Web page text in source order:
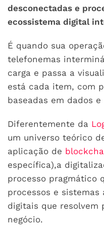
desconectadas e
ecossistema digital
É quando sua
telefonemas
carga e passa a
está cada item, com
baseadas em dados
Diferentemente da
um universo teórico
aplicação de
específica),a
processo pragmático
processos e
digitais que resolvem
negócio.